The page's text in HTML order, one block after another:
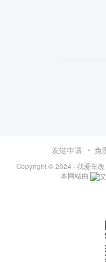
友链申请 免
Copyright © 2024 · 我爱车改
本网站由